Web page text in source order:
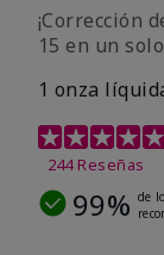
¡Corrección
15 en un
1 onza
Calificación
244 Reseñas
99% de